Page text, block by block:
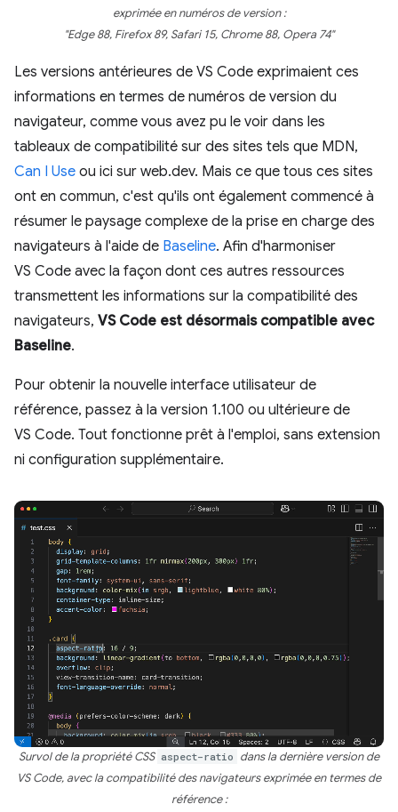
exprimée en numéros de version :
"Edge 88, Firefox 89, Safari 15, Chrome 88, Opera 74"
Les versions antérieures de VS Code exprimaient ces
informations en termes de numéros de version du
navigateur, comme vous avez pu le voir dans les
tableaux de compatibilité sur des sites tels que MDN,
Can I Use ou ici sur web.dev. Mais ce que tous ces sites
ont en commun, c'est qu'ils ont également commencé à
résumer le paysage complexe de la prise en charge des
navigateurs à l'aide de Baseline. Afin d'harmoniser
VS Code avec la façon dont ces autres ressources
transmettent les informations sur la compatibilité des
navigateurs, VS Code est désormais compatible avec
Baseline.
Pour obtenir la nouvelle interface utilisateur de
référence, passez à la version 1.100 ou ultérieure de
VS Code. Tout fonctionne prêt à l'emploi, sans extension
ni configuration supplémentaire.
Survol de la propriété CSS aspect-ratio dans la dernière version de
VS Code, avec la compatibilité des navigateurs exprimée en termes de
référence :